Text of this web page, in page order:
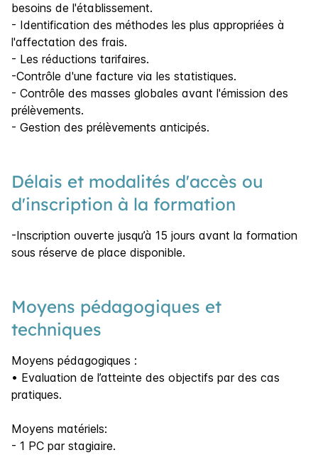
besoins de l'établissement.
- Identification des méthodes les plus appropriées à
l'affectation des frais.
- Les réductions tarifaires.
-Contrôle d'une facture via les statistiques.
- Contrôle des masses globales avant l'émission des
prélèvements.
- Gestion des prélèvements anticipés.
Délais et modalités d'accès ou
d'inscription à la formation
-Inscription ouverte jusqu’à 15 jours avant la formation
sous réserve de place disponible.
Moyens pédagogiques et
techniques
Moyens pédagogiques :
• Evaluation de l’atteinte des objectifs par des cas
pratiques.
Moyens matériels:
- 1 PC par stagiaire.